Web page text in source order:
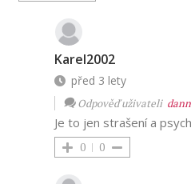
Karel2002
před 3 lety
Odpověď uživateli
Je to jen strašení a
0 0